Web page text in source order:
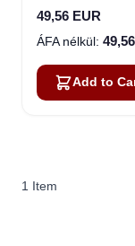
49,56 EUR
Add to
1 Item